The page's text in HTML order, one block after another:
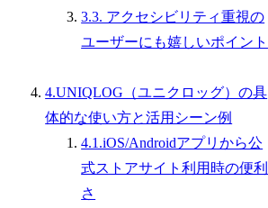
3.3. アクセシビリティ重視の
ユーザーにも嬉しいポイント
4.UNIQLOG（ユニクロッグ）の具
体的な使い方と活用シーン例
4.1.iOS/Androidアプリから公
式ストアサイト利用時の便利
さ